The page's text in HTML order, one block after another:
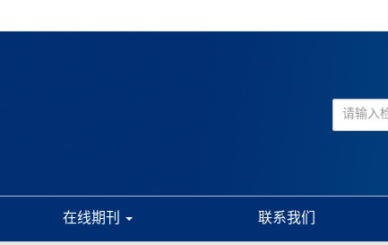
在线期刊 联系我们